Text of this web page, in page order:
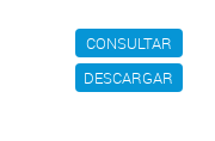
CONSULTAR
DESCARGAR